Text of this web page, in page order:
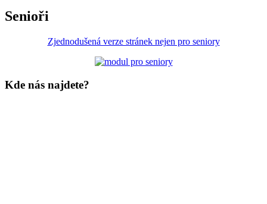
Senioři
Zjednodušená verze stránek nejen pro seniory
Kde nás najdete?